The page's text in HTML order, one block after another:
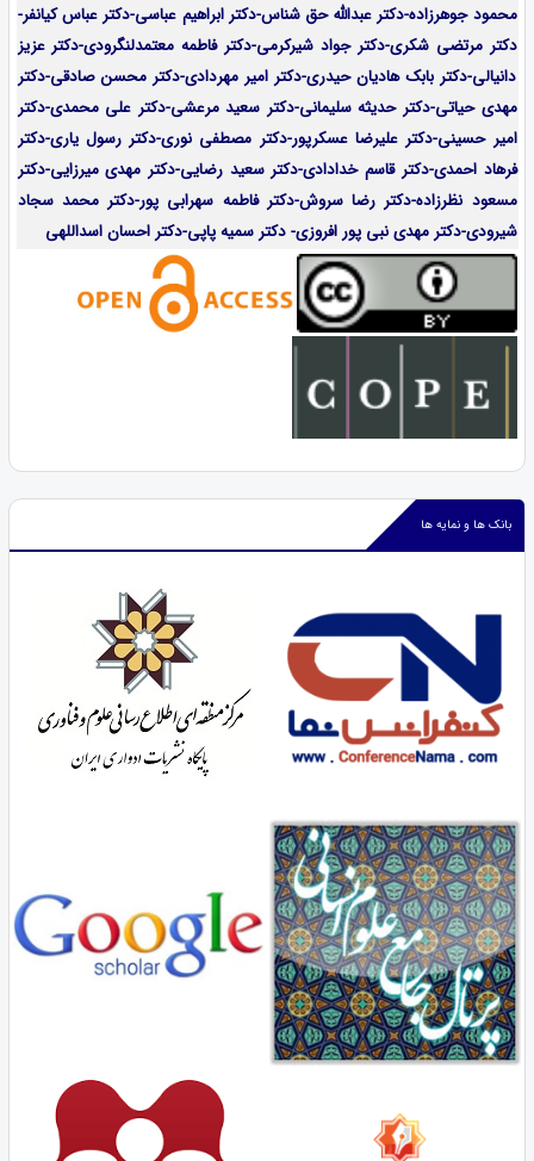
محمود جوهرزاده-دکتر عبدالله حق شناس-دکتر ابراهیم عباسی-دکتر عباس کیانفر-
دکتر مرتضی شکری-دکتر جواد شیرکرمی-دکتر فاطمه معتمدلنگرودی-دکتر عزیز
دانیالی-دکتر بابک هادیان حیدری-دکتر امیر مهردادی-دکتر محسن صادقی-دکتر
مهدی حیاتی-دکتر حدیثه سلیمانی-دکتر سعید مرعشی-دکتر علی محمدی-دکتر
امیر حسینی-دکتر علیرضا عسکرپور-دکتر مصطفی نوری-دکتر رسول یاری-دکتر
فرهاد احمدی-دکتر قاسم خدادادی-دکتر سعید رضایی-دکتر مهدی میرزایی-دکتر
مسعود نظرزاده-دکتر رضا سروش-دکتر فاطمه سهرابی پور-دکتر محمد سجاد
شیرودی-دکتر مهدی نبی پور افروزی- دکتر سمیه پاپی-دکتر احسان اسداللهی
بانک ها و نمایه ها